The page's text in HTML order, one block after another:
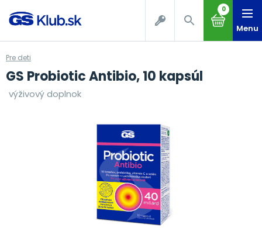
0
Menu
Pre deti
GS Probiotic Antibio, 10 kapsúl
výživový doplnok